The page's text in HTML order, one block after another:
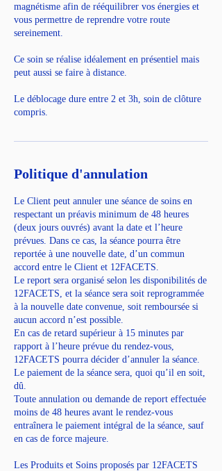
magnétisme afin de rééquilibrer vos énergies et
vous permettre de reprendre votre route
sereinement.
Ce soin se réalise idéalement en présentiel mais
peut aussi se faire à distance.​
Le déblocage dure entre 2 et 3h, soin de clôture
compris.
Politique d'annulation
Le Client peut annuler une séance de soins en
respectant un préavis minimum de 48 heures
(deux jours ouvrés) avant la date et l’heure
prévues. Dans ce cas, la séance pourra être
reportée à une nouvelle date, d’un commun
accord entre le Client et 12FACETS.
Le report sera organisé selon les disponibilités de
12FACETS, et la séance sera soit reprogrammée
à la nouvelle date convenue, soit remboursée si
aucun accord n’est possible.
En cas de retard supérieur à 15 minutes par
rapport à l’heure prévue du rendez-vous,
12FACETS pourra décider d’annuler la séance.
Le paiement de la séance sera, quoi qu’il en soit,
dû.
Toute annulation ou demande de report effectuée
moins de 48 heures avant le rendez-vous
entraînera le paiement intégral de la séance, sauf
en cas de force majeure.
Les Produits et Soins proposés par 12FACETS